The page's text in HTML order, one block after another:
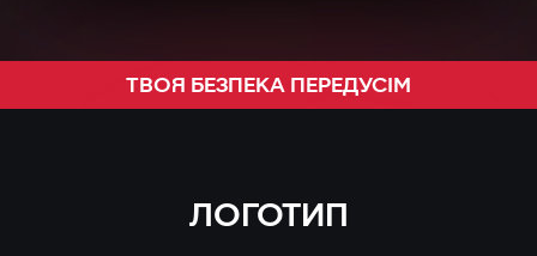
ТВОЯ БЕЗПЕКА ПЕРЕДУСІМ
ЛОГОТИП